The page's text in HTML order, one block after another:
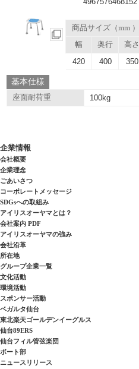
商品サイズ（mm ）
幅 奥行 高さ
420 400 350
基本仕様
座面耐荷重 100kg
企業情報
会社概要
企業理念
ごあいさつ
コーポレートメッセージ
SDGsへの取組み
アイリスオーヤマとは？
会社案内 PDF
アイリスオーヤマの強み
会社沿革
所在地
グループ企業一覧
文化活動
環境活動
スポンサー活動
ベガルタ仙台
東北楽天ゴールデンイーグルス
仙台89ERS
仙台フィル管弦楽団
ボート部
ニュースリリース